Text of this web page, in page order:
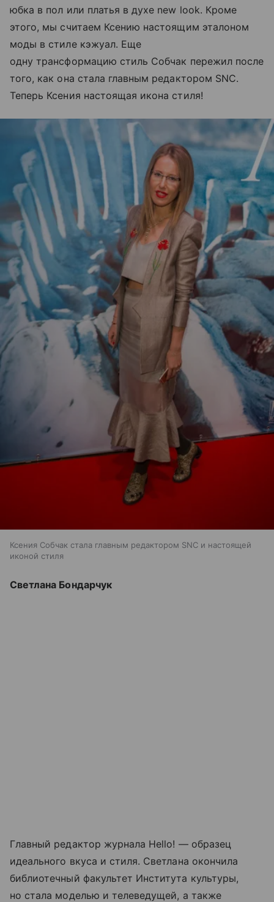
юбка в пол или платья в духе new look. Кроме
этого, мы считаем Ксению настоящим эталоном
моды в стиле кэжуал. Еще
одну трансформацию стиль Собчак пережил после
того, как она стала главным редактором SNC.
Теперь Ксения настоящая икона стиля!
Ксения Собчак стала главным редактором SNC и настоящей
иконой стиля
Светлана Бондарчук
Главный редактор журнала Hello! — образец
идеального вкуса и стиля. Светлана окончила
библиотечный факультет Института культуры,
но стала моделью и телеведущей, а также